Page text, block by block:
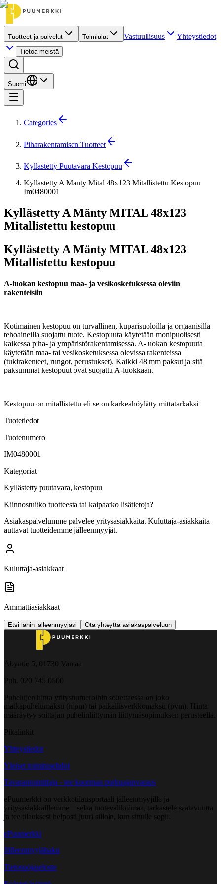
Tuotteet ja palvelut Toimialat Vastuullisuus Yhteystiedot
Tietoa meistä
Suomi
Categories
Piharakentamisen Tuotteet
Kyllastetty Puutavara Kestopuu
Kyllastetty A Manty Mital 48x123 Mitallistettu Kestopuu
Im0480001
Kyllästetty A Mänty MITAL 48x123
Mitallistettu kestopuu
Kyllästetty A Mänty MITAL 48x123
Mitallistettu kestopuu
A-luokan kestopuu maa- ja vesikosketuksessa oleviin
rakenteisiin
Kotimainen kestopuu on turvallinen, kuparisuoloilla ja orgaanisilla
tehoaineilla suojattu tuote. Kestopuuta käytetään monipuolisesti
kaikessa piha- ja ympäristörakentamisessa. A-luokan kestopuuta
käytetään maa- tai vesikosketuksessa olevissa rakenteissa
(tukirakenteet, rungot, perustukset). Kaikki 48 mm paksut ja sitä
paksummat kestopuut ovat suojattu A-luokkaan.
Kestopuu on mitallistettu eli se on karkeahöylätty mittatarkaksi
Tuotetiedot
Tuotenumero
IM0480001
Kategoriat
Kyllästetty puutavara, kestopuu
Kiinnostuitko tuotteesta tai kaipaatko lisätietoja?
Asiakaspalvelumme palvelee yritysasiakkaita. Kuluttaja-asiakkaita
auttavat tuotteidemme jälleenmyyjät.
Kuluttaja-asiakkaat
Ammattiasiakkaat
Etsi lähin jälleenmyyjäsi Ota yhteyttä asiakaspalveluun
Åbyntie 5, 01730 Vantaa
Puh. 020 745 0500
Puhelujen hinta yritysnumeroihin soitettaessa on joko
matkapuhelumaksu (mpm) tai paikallisverkkomaksu (pvm). Hinta
määräytyy soittajan puhelinliittymän liittymäsopimuksen perusteella.
Pikalinkit
Yhteystiedot
Yleiset toimitusehdot
Tavarantoimittaja - tee kuorman purkuajanvaraus
ePuumerkki on verkkotilausportaali jälleenmyyjille ja
yritysasiakkaillemme – selaa tuotevalikoimaa, tarkastele saatavuutta
ja tee tilauksesi helposti juuri silloin, kun sinulle sopii.
ePuumerkki
Jälleenmyyjähaku
Tietosuojaseloste